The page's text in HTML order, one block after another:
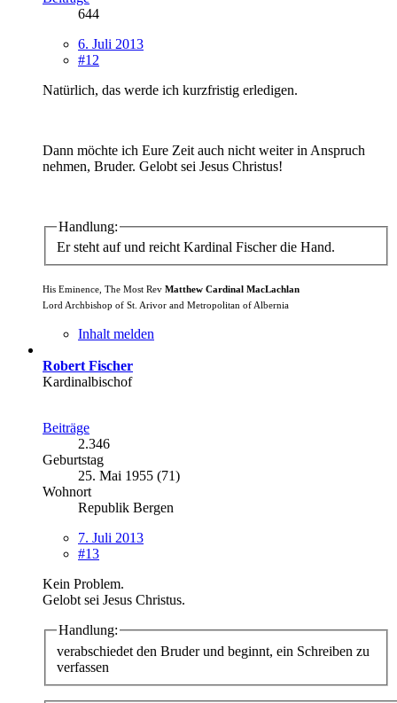
644
6. Juli 2013
#12
Natürlich, das werde ich kurzfristig erledigen.
Dann möchte ich Eure Zeit auch nicht weiter in Anspruch
nehmen, Bruder. Gelobt sei Jesus Christus!
Handlung:
Er steht auf und reicht Kardinal Fischer die Hand.
His Eminence, The Most Rev Matthew Cardinal MacLachlan
Lord Archbishop of St. Arivor and Metropolitan of Albernia
Inhalt melden
Robert Fischer
Kardinalbischof
Beiträge
2.346
Geburtstag
25. Mai 1955 (71)
Wohnort
Republik Bergen
7. Juli 2013
#13
Kein Problem.
Gelobt sei Jesus Christus.
Handlung:
verabschiedet den Bruder und beginnt, ein Schreiben zu
verfassen